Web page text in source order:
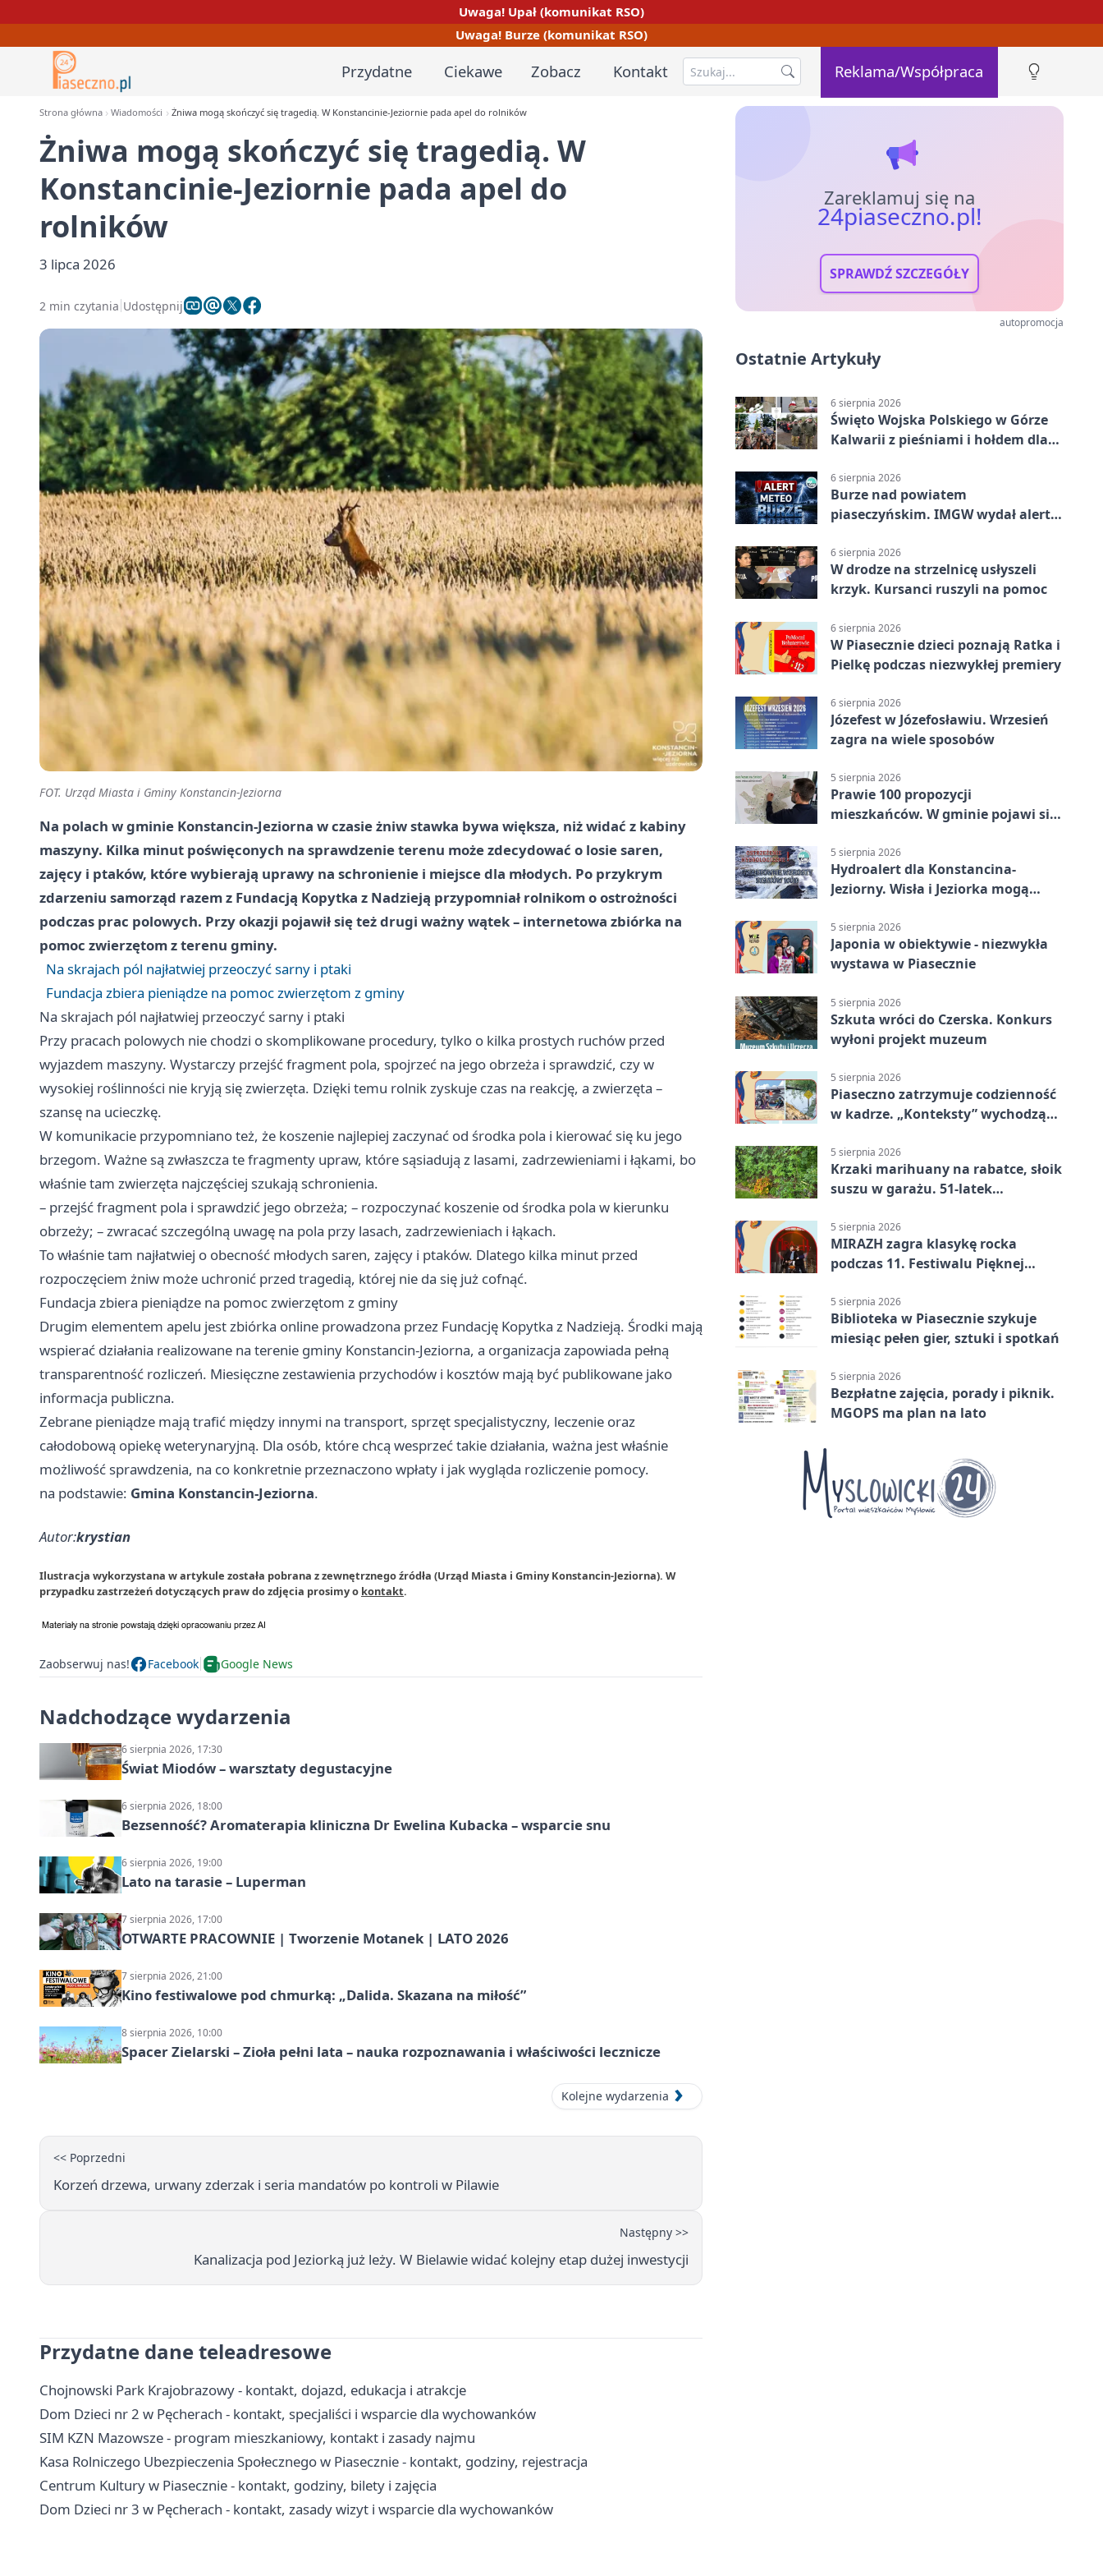
Uwaga! Upał (komunikat RSO)
Uwaga! Burze (komunikat RSO)
Przydatne Ciekawe Zobacz Kontakt Reklama/Współpraca
Strona główna Wiadomości Żniwa mogą skończyć się tragedią. W Konstancinie-Jeziornie pada apel do rolników
Żniwa mogą skończyć się tragedią. W
Konstancinie-Jeziornie pada apel do
rolników
3 lipca 2026
2 min czytania Udostępnij
FOT. Urząd Miasta i Gminy Konstancin-Jeziorna
Na polach w gminie Konstancin-Jeziorna w czasie żniw stawka bywa większa, niż widać z kabiny
maszyny. Kilka minut poświęconych na sprawdzenie terenu może zdecydować o losie saren,
zajęcy i ptaków, które wybierają uprawy na schronienie i miejsce dla młodych. Po przykrym
zdarzeniu samorząd razem z Fundacją Kopytka z Nadzieją przypomniał rolnikom o ostrożności
podczas prac polowych. Przy okazji pojawił się też drugi ważny wątek – internetowa zbiórka na
pomoc zwierzętom z terenu gminy.
Na skrajach pól najłatwiej przeoczyć sarny i ptaki
Fundacja zbiera pieniądze na pomoc zwierzętom z gminy
Na skrajach pól najłatwiej przeoczyć sarny i ptaki
Przy pracach polowych nie chodzi o skomplikowane procedury, tylko o kilka prostych ruchów przed
wyjazdem maszyny. Wystarczy przejść fragment pola, spojrzeć na jego obrzeża i sprawdzić, czy w
wysokiej roślinności nie kryją się zwierzęta. Dzięki temu rolnik zyskuje czas na reakcję, a zwierzęta –
szansę na ucieczkę.
W komunikacie przypomniano też, że koszenie najlepiej zaczynać od środka pola i kierować się ku jego
brzegom. Ważne są zwłaszcza te fragmenty upraw, które sąsiadują z lasami, zadrzewieniami i łąkami, bo
właśnie tam zwierzęta najczęściej szukają schronienia.
– przejść fragment pola i sprawdzić jego obrzeża; – rozpoczynać koszenie od środka pola w kierunku
obrzeży; – zwracać szczególną uwagę na pola przy lasach, zadrzewieniach i łąkach.
To właśnie tam najłatwiej o obecność młodych saren, zajęcy i ptaków. Dlatego kilka minut przed
rozpoczęciem żniw może uchronić przed tragedią, której nie da się już cofnąć.
Fundacja zbiera pieniądze na pomoc zwierzętom z gminy
Drugim elementem apelu jest zbiórka online prowadzona przez Fundację Kopytka z Nadzieją. Środki mają
wspierać działania realizowane na terenie gminy Konstancin-Jeziorna, a organizacja zapowiada pełną
transparentność rozliczeń. Miesięczne zestawienia przychodów i kosztów mają być publikowane jako
informacja publiczna.
Zebrane pieniądze mają trafić między innymi na transport, sprzęt specjalistyczny, leczenie oraz
całodobową opiekę weterynaryjną. Dla osób, które chcą wesprzeć takie działania, ważna jest właśnie
możliwość sprawdzenia, na co konkretnie przeznaczono wpłaty i jak wygląda rozliczenie pomocy.
na podstawie: Gmina Konstancin-Jeziorna.
Autor:krystian
Ilustracja wykorzystana w artykule została pobrana z zewnętrznego źródła (Urząd Miasta i Gminy Konstancin-Jeziorna). W
przypadku zastrzeżeń dotyczących praw do zdjęcia prosimy o kontakt.
Zaobserwuj nas! Facebook Google News
Nadchodzące wydarzenia
6 sierpnia 2026, 17:30
Świat Miodów – warsztaty degustacyjne
6 sierpnia 2026, 18:00
Bezsenność? Aromaterapia kliniczna Dr Ewelina Kubacka – wsparcie snu
6 sierpnia 2026, 19:00
Lato na tarasie – Luperman
7 sierpnia 2026, 17:00
OTWARTE PRACOWNIE | Tworzenie Motanek | LATO 2026
7 sierpnia 2026, 21:00
Kino festiwalowe pod chmurką: „Dalida. Skazana na miłość”
8 sierpnia 2026, 10:00
Spacer Zielarski – Zioła pełni lata – nauka rozpoznawania i właściwości lecznicze
Kolejne wydarzenia
<< Poprzedni
Korzeń drzewa, urwany zderzak i seria mandatów po kontroli w Pilawie
Następny >>
Kanalizacja pod Jeziorką już leży. W Bielawie widać kolejny etap dużej inwestycji
Przydatne dane teleadresowe
Chojnowski Park Krajobrazowy - kontakt, dojazd, edukacja i atrakcje
Dom Dzieci nr 2 w Pęcherach - kontakt, specjaliści i wsparcie dla wychowanków
SIM KZN Mazowsze - program mieszkaniowy, kontakt i zasady najmu
Kasa Rolniczego Ubezpieczenia Społecznego w Piasecznie - kontakt, godziny, rejestracja
Centrum Kultury w Piasecznie - kontakt, godziny, bilety i zajęcia
Dom Dzieci nr 3 w Pęcherach - kontakt, zasady wizyt i wsparcie dla wychowanków
Zareklamuj się na
24piaseczno.pl!
SPRAWDŹ SZCZEGÓŁY
autopromocja
Ostatnie Artykuły
6 sierpnia 2026
Święto Wojska Polskiego w Górze
Kalwarii z pieśniami i hołdem dla
6 sierpnia 2026
Burze nad powiatem
piaseczyńskim. IMGW wydał alert
6 sierpnia 2026
W drodze na strzelnicę usłyszeli
krzyk. Kursanci ruszyli na pomoc
6 sierpnia 2026
W Piasecznie dzieci poznają Ratka i
Pielkę podczas niezwykłej premiery
6 sierpnia 2026
Józefest w Józefosławiu. Wrzesień
zagra na wiele sposobów
5 sierpnia 2026
Prawie 100 propozycji
mieszkańców. W gminie pojawi się
5 sierpnia 2026
Hydroalert dla Konstancina-
Jeziorny. Wisła i Jeziorka mogą
5 sierpnia 2026
Japonia w obiektywie - niezwykła
wystawa w Piasecznie
5 sierpnia 2026
Szkuta wróci do Czerska. Konkurs
wyłoni projekt muzeum
5 sierpnia 2026
Piaseczno zatrzymuje codzienność
w kadrze. „Konteksty” wychodzą
5 sierpnia 2026
Krzaki marihuany na rabatce, słoik
suszu w garażu. 51-latek
5 sierpnia 2026
MIRAZH zagra klasykę rocka
podczas 11. Festiwalu Pięknej
5 sierpnia 2026
Biblioteka w Piasecznie szykuje
miesiąc pełen gier, sztuki i spotkań
5 sierpnia 2026
Bezpłatne zajęcia, porady i piknik.
MGOPS ma plan na lato